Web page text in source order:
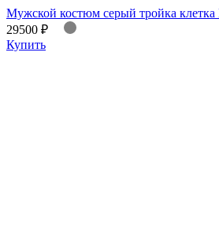
Мужской костюм серый тройка клетка
29500 ₽
Купить